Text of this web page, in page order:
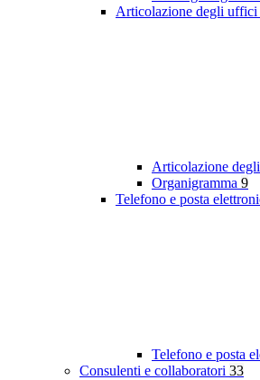
Articolazione degli uffici
Articolazione
Organigramma 9
Telefono e posta
Telefono e posta
Consulenti e collaboratori 33